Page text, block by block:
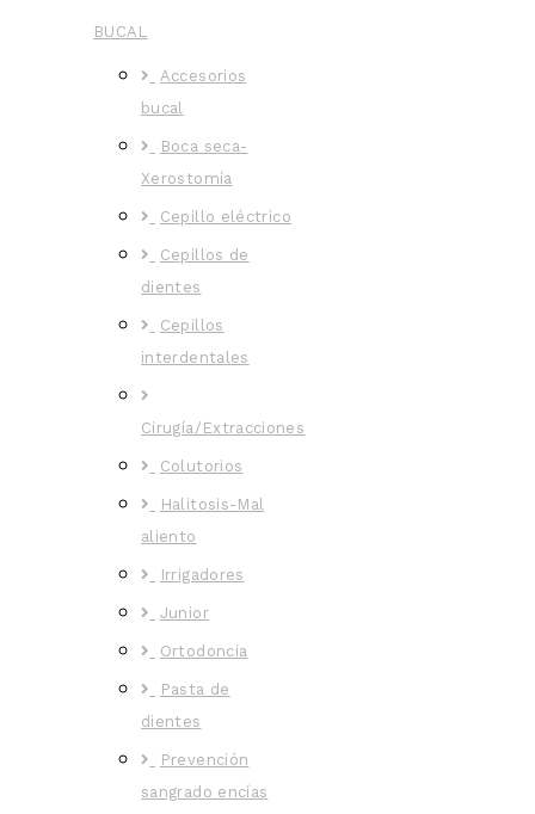
BUCAL
Accesorios
bucal
Boca seca-
Xerostomía
Cepillo eléctrico
Cepillos de
dientes
Cepillos
interdentales
Cirugía/Extracciones
Colutorios
Halitosis-Mal
aliento
Irrigadores
Junior
Ortodoncia
Pasta de
dientes
Prevención
sangrado encías